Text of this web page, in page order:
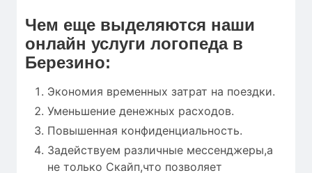
Чем еще выделяются наши
онлайн услуги логопеда в
Березино:
Экономия временных затрат на поездки.
Уменьшение денежных расходов.
Повышенная конфиденциальность.
Задействуем различные мессенджеры,а
не только Скайп,что позволяет